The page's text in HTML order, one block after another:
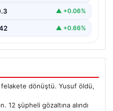
▲ +0.06%
▲ +0.66%
felakete dönüştü. Yusuf öldü,
12 şüpheli gözaltına alındı